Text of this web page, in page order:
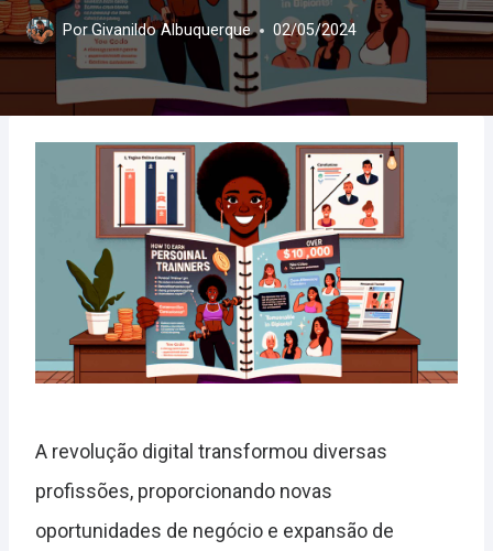
PorGivanildo Albuquerque 02/05/2024
A revolução digital transformou diversas
profissões, proporcionando novas
oportunidades de negócio e expansão de